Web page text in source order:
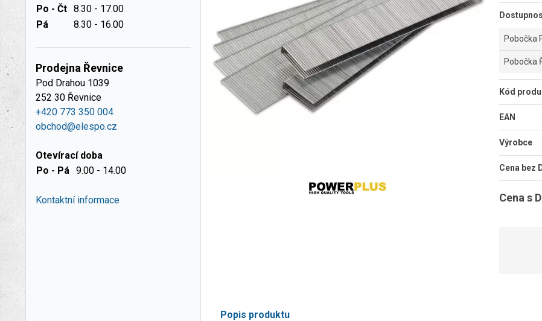
Po - Čt 8.30 - 17.00
Pá
8.30 - 16.00
Prodejna Řevnice
Pod Drahou 1039
252 30 Řevnice
+420 773 350 004
obchod@elespo.cz
Otevírací doba
Po - Pá 9.00 - 14.00
Kontaktní informace
Pobočka
Pobočka
Kód
EAN
Výrobce
Cena bez
Cena s
Popis produktu